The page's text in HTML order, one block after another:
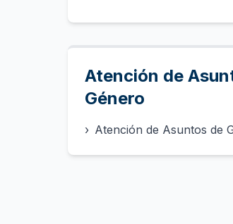
Atención de
Género
› Atención de Asuntos de